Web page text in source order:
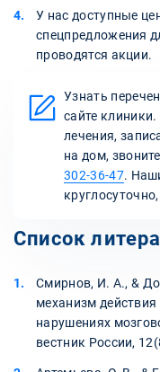
У нас доступные
спецпредложения
проводятся акции.
Узнать
сайте
лечения,
на дом,
302-36-47.
Список
Смирнов, И. А., &
механизм
нарушениях
вестник России,